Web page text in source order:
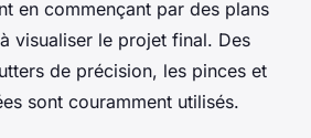
en commençant par des plans
visualiser le projet final. Des
de précision, les pinces et
sont couramment utilisés.